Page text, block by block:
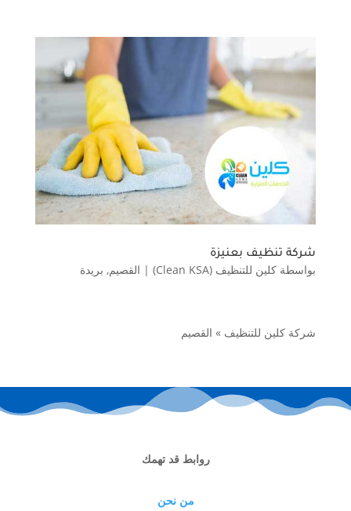
شركة تنظيف بعنيزة
بواسطة كلين للتنظيف (Clean KSA) | القصيم, بريدة
شركة كلين للتنظيف » القصيم
روابط قد تهمك
من نحن